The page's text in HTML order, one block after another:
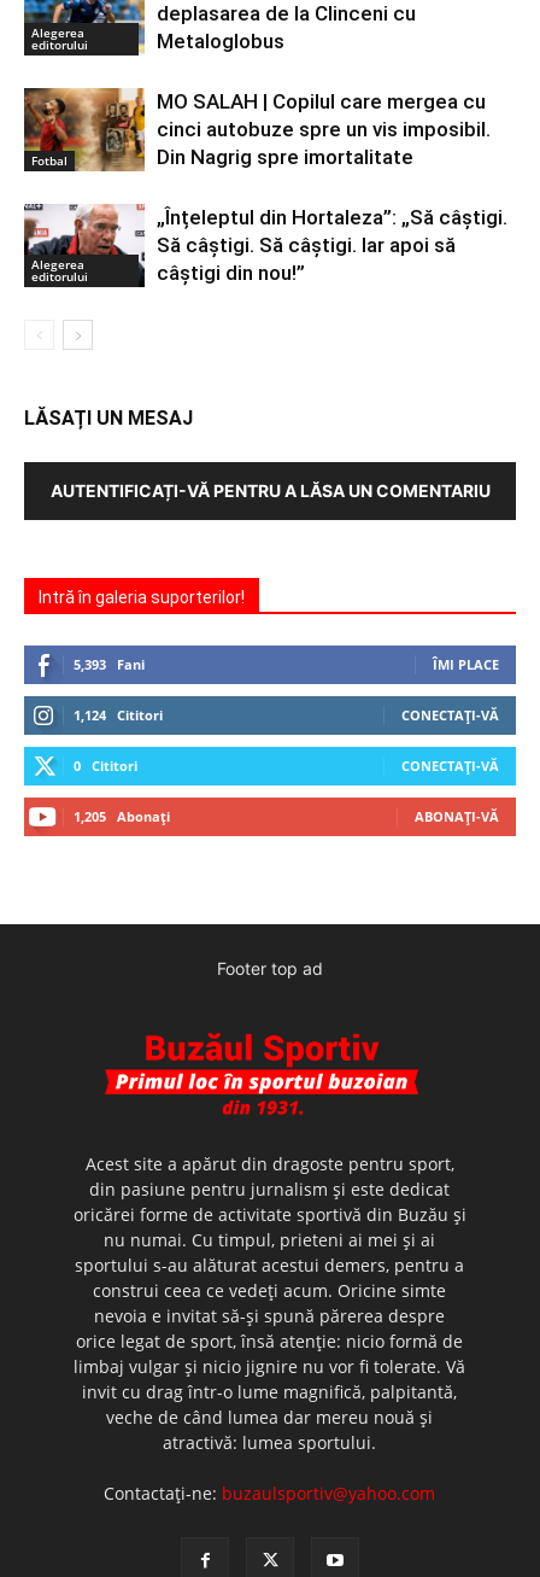
Alegerea
editorului
deplasarea de la Clinceni cu
Metaloglobus
Fotbal
MO SALAH | Copilul care mergea cu
cinci autobuze spre un vis imposibil.
Din Nagrig spre imortalitate
Alegerea
editorului
„Înțeleptul din Hortaleza”: „Să câștigi.
Să câștigi. Să câștigi. Iar apoi să
câștigi din nou!”
LĂSAȚI UN MESAJ
AUTENTIFICAȚI-VĂ PENTRU A LĂSA UN COMENTARIU
Intră în galeria suporterilor!
5,393 Fani ÎMI PLACE
1,124 Cititori CONECTAȚI-VĂ
0 Cititori CONECTAȚI-VĂ
1,205 Abonați ABONAȚI-VĂ
Footer top ad
Acest site a apărut din dragoste pentru sport,
din pasiune pentru jurnalism şi este dedicat
oricărei forme de activitate sportivă din Buzău şi
nu numai. Cu timpul, prieteni ai mei şi ai
sportului s-au alăturat acestui demers, pentru a
construi ceea ce vedeţi acum. Oricine simte
nevoia e invitat să-şi spună părerea despre
orice legat de sport, însă atenţie: nicio formă de
limbaj vulgar şi nicio jignire nu vor fi tolerate. Vă
invit cu drag într-o lume magnifică, palpitantă,
veche de când lumea dar mereu nouă şi
atractivă: lumea sportului.
Contactați-ne: buzaulsportiv@yahoo.com